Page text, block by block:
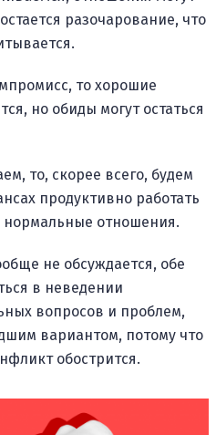
разочарование, что
то хорошие
но обиды могут остаться
то, скорее всего, будем
продуктивно работать
нормальные отношения.
не обсуждается, обе
в неведении
вопросов и проблем,
вариантом, потому что
обострится.